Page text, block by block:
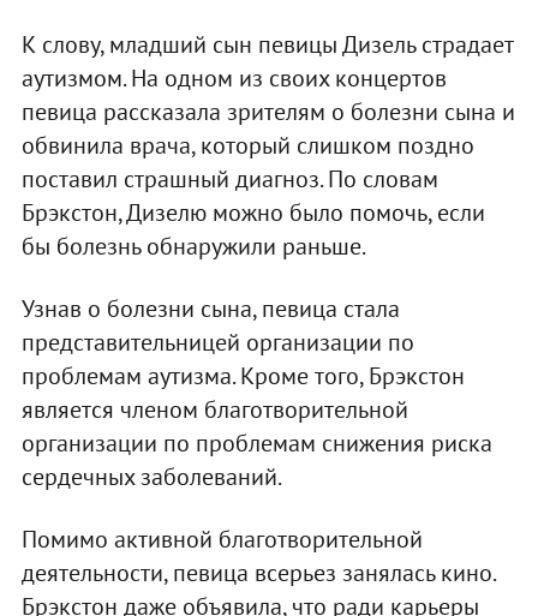
К слову, младший сын певицы Дизель страдает
аутизмом. На одном из своих концертов
певица рассказала зрителям о болезни сына и
обвинила врача, который слишком поздно
поставил страшный диагноз. По словам
Брэкстон, Дизелю можно было помочь, если
бы болезнь обнаружили раньше.
Узнав о болезни сына, певица стала
представительницей организации по
проблемам аутизма. Кроме того, Брэкстон
является членом благотворительной
организации по проблемам снижения риска
сердечных заболеваний.
Помимо активной благотворительной
деятельности, певица всерьез занялась кино.
Брэкстон даже объявила, что ради карьеры